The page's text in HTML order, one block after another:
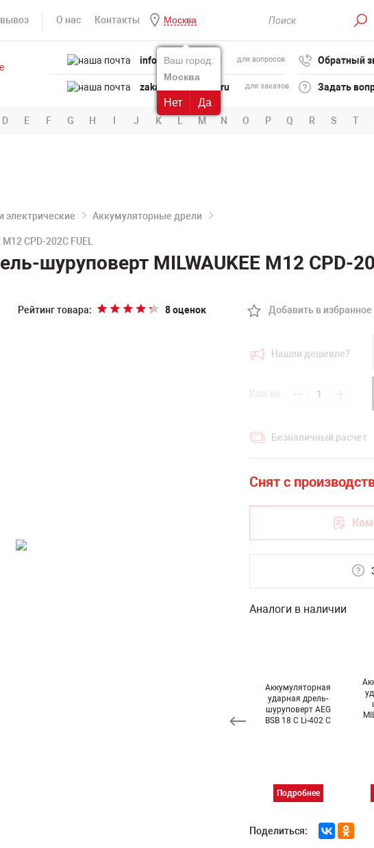
О нас Контакты Москва
Ваш город:
Москва
Нет Да
info@powertool.ru для вопросов
zakaz@powertool.ru для заказов
Обратный
Задать
D E F G H I J K L M N O P Q R S T
электрические Аккумуляторные дрели
CPD-202C FUEL
шуруповерт MILWAUKEE M12 CPD-
Рейтинг товара: 8 оценок Добавить в избранное
Нашли дешевле?
Безналичный расчет
Аналоги в наличии
Аккумуляторная
ударная дрель-
шуруповерт AEG
BSB 18 C Li-402 C
Подробнее
Поделиться: